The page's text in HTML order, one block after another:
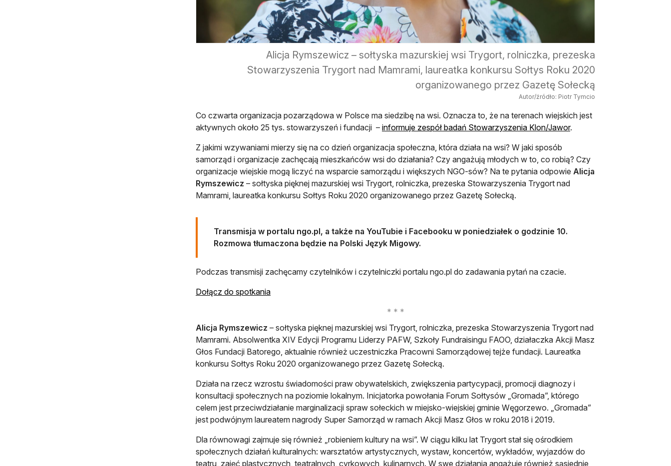
Alicja Rymszewicz – sołtyska mazurskiej wsi Trygort, rolniczka, prezeska
Stowarzyszenia Trygort nad Mamrami, laureatka konkursu Sołtys Roku 2020
organizowanego przez Gazetę Sołecką
Autor/źródło: Piotr Tymcio
Co czwarta organizacja pozarządowa w Polsce ma siedzibę na wsi. Oznacza to, że na terenach wiejskich jest
aktywnych około 25 tys. stowarzyszeń i fundacji – informuje zespół badań Stowarzyszenia Klon/Jawor.
Z jakimi wzywaniami mierzy się na co dzień organizacja społeczna, która działa na wsi? W jaki sposób
samorząd i organizacje zachęcają mieszkańców wsi do działania? Czy angażują młodych w to, co robią? Czy
organizacje wiejskie mogą liczyć na wsparcie samorządu i większych NGO-sów? Na te pytania odpowie Alicja
Rymszewicz – sołtyska pięknej mazurskiej wsi Trygort, rolniczka, prezeska Stowarzyszenia Trygort nad
Mamrami, laureatka konkursu Sołtys Roku 2020 organizowanego przez Gazetę Sołecką.
Transmisja w portalu ngo.pl, a także na YouTubie i Facebooku w poniedziałek o godzinie 10.
Rozmowa tłumaczona będzie na Polski Język Migowy.
Podczas transmisji zachęcamy czytelników i czytelniczki portalu ngo.pl do zadawania pytań na czacie.
Dołącz do spotkania
Alicja Rymszewicz – sołtyska pięknej mazurskiej wsi Trygort, rolniczka, prezeska Stowarzyszenia Trygort nad
Mamrami. Absolwentka XIV Edycji Programu Liderzy PAFW, Szkoły Fundraisingu FAOO, działaczka Akcji Masz
Głos Fundacji Batorego, aktualnie również uczestniczka Pracowni Samorządowej tejże fundacji. Laureatka
konkursu Sołtys Roku 2020 organizowanego przez Gazetę Sołecką.
Działa na rzecz wzrostu świadomości praw obywatelskich, zwiększenia partycypacji, promocji diagnozy i
konsultacji społecznych na poziomie lokalnym. Inicjatorka powołania Forum Sołtysów „Gromada”, którego
celem jest przeciwdziałanie marginalizacji spraw sołeckich w miejsko-wiejskiej gminie Węgorzewo. „Gromada”
jest podwójnym laureatem nagrody Super Samorząd w ramach Akcji Masz Głos w roku 2018 i 2019.
Dla równowagi zajmuje się również „robieniem kultury na wsi”. W ciągu kilku lat Trygort stał się ośrodkiem
społecznych działań kulturalnych: warsztatów artystycznych, wystaw, koncertów, wykładów, wyjazdów do
teatru, zajęć plastycznych, teatralnych, cyrkowych, kulinarnych. W swe działania angażuje również sąsiednie